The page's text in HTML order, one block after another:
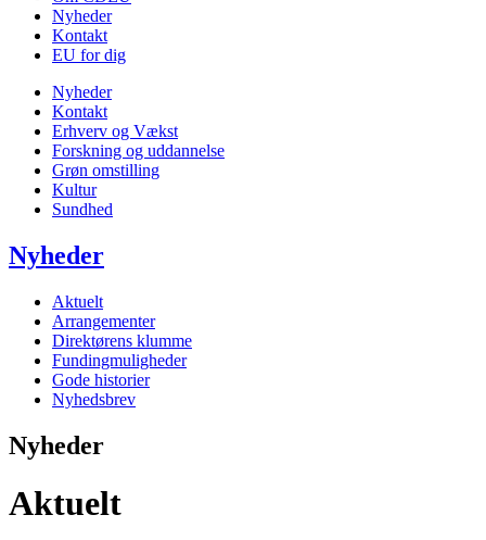
Nyheder
Kontakt
EU for dig
Nyheder
Kontakt
Erhverv og Vækst
Forskning og uddannelse
Grøn omstilling
Kultur
Sundhed
Nyheder
Aktuelt
Arrangementer
Direktørens klumme
Fundingmuligheder
Gode historier
Nyhedsbrev
Nyheder
Aktuelt